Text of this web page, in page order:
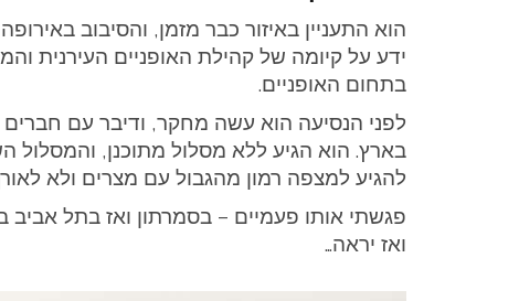
הוא התעניין באיזור כבר מזמן, והסיבוב
ידע על קיומה של קהילת האופניים העירנית
בתחום האופניים.
לפני הנסיעה הוא עשה מחקר, ודיבר עם
בארץ. הוא הגיע ללא מסלול מתוכנן,
להגיע למצפה רמון מהגבול עם מצרים ולא
פגשתי אותו פעמיים – בסמרתון ואז בתל
ואז יראה…